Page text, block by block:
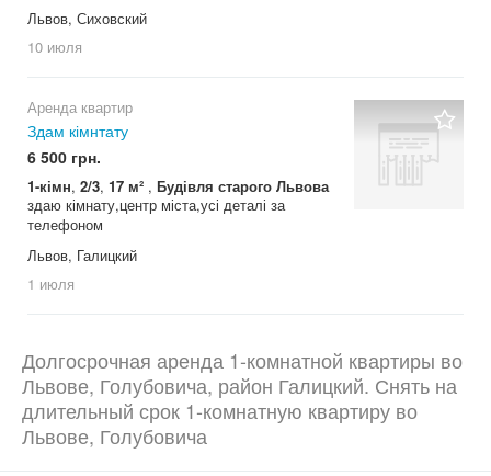
Львов, Сиховский
10 июля
Аренда квартир
Здам кімнтату
6 500 грн.
1-кімн, 2/3, 17 м² , Будівля старого Львова
здаю кімнату,центр міста,усі деталі за
телефоном
Львов, Галицкий
1 июля
Долгосрочная аренда 1-комнатной квартиры во
Львове, Голубовича, район Галицкий. Снять на
длительный срок 1-комнатную квартиру во
Львове, Голубовича